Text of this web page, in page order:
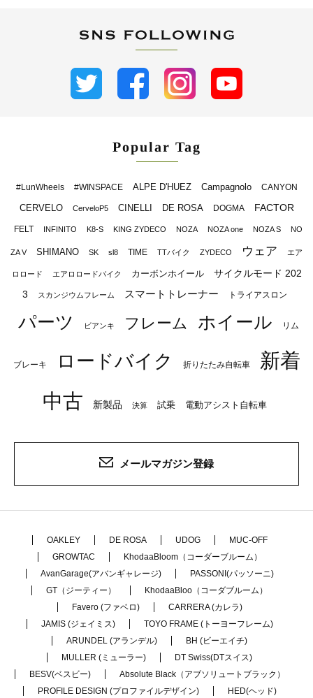
Popular Tag
#LunWheels #WINSPACE ALPE D'HUEZ Campagnolo CANYON
CERVELO CerveloP5 CINELLI DE ROSA DOGMA FACTOR
FELT INFINITO K8-S KING ZYDECO NOZA NOZA one NOZA S NO
ZA V SHIMANO SK sl8 TIME TTバイク ZYDECO ウェア エア
ロロード エアロロードバイク カーボンホイール
サイクルモード 202
3
スカンジウムフレーム スマートトレーナー トライアスロン
パーツ ビアンキ フレーム ホイール リム
ブレーキ ロードバイク 折りたたみ自転車
新着
中古
新製品 決算 試乗 電動アシスト自転車
メールマガジン登録
OAKLEY DE ROSA UDOG
MUC-OFF
GROWTAC
KhodaaBloom（コーダーブルーム）
AvanGarage(アバンギャレージ)
PASSONI(パッソーニ)
GT（ジーティー）
KhodaaBloo（コーダブルーム）
Favero (ファベロ)
CARRERA (カレラ)
JAMIS (ジェイミス)
TOYO FRAME (トーヨーフレーム)
ARUNDEL (アランデル)
BH (ビーエイチ)
MULLER (ミューラー)
DT Swiss(DTスイス)
BESV(ベスビー)
Absolute Black（アブソリュートブラック）
PROFILE DESIGN (プロファイルデザイン)
HED(ヘッド)